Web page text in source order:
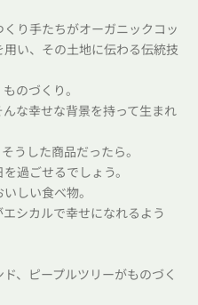
り手たちがオーガニックコッ
い、その土地に伝わる伝統技
のづくり。
な幸せな背景を持って生まれ
うした商品だったら。
過ごせるでしょう。
しい食べ物。
シカルで幸せになれるよう
、ピープルツリーがものづく